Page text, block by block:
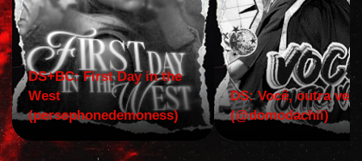
DS+BC: First Day in the
West
(persephonedemoness)
DS: Você, outra vez!
(@domodachii)